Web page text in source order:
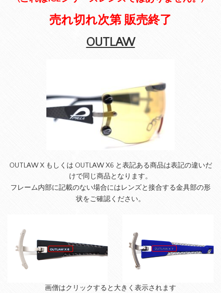
売れ切れ次第 販売終了
OUTLAW
OUTLAW X もしくは OUTLAW X6 と表記ある商品は表記の違いだ
けで同じ商品となります。
フレーム内部に記載のない場合にはレンズと接合する金具部の形
状をご確認ください。
画僧はクリックすると大きく表示されます